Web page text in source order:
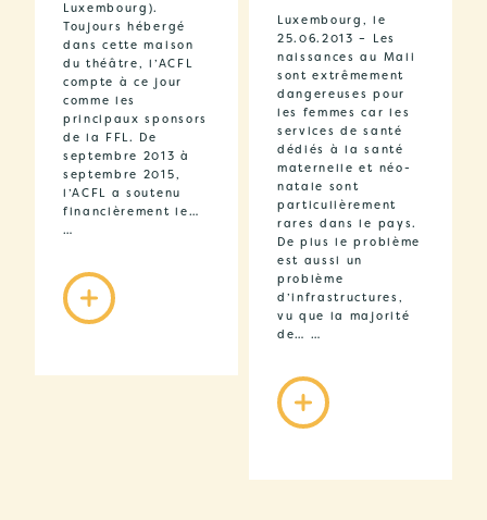
Luxembourg).
Toujours hébergé
dans cette maison
du théâtre, l’ACFL
compte à ce jour
comme les
principaux sponsors
de la FFL. De
septembre 2013 à
septembre 2015,
l’ACFL a soutenu
financièrement le…
…
Luxembourg, le
25.06.2013 – Les
naissances au Mali
sont extrêmement
dangereuses pour
les femmes car les
services de santé
dédiés à la santé
maternelle et néo-
natale sont
particulièrement
rares dans le pays.
De plus le problème
est aussi un
problème
d’infrastructures,
vu que la majorité
de… …